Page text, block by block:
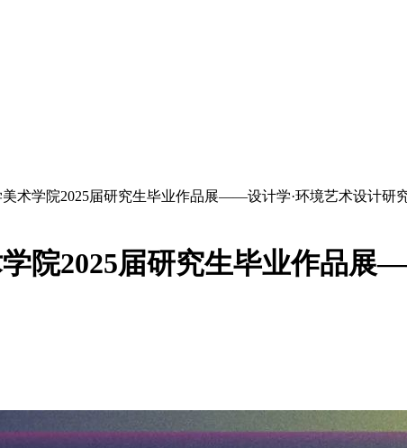
术学院2025届研究生毕业作品展——设计学·环境艺术设计研
院2025届研究生毕业作品